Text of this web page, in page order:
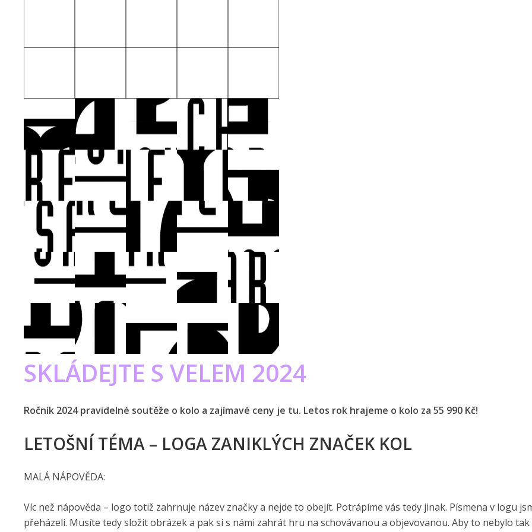
SKLÁDEJTE S VELEM 2024
Ročník 2024 pravidelné soutěže o kolo a zajímavé ceny je tu. Letos rok hrajeme o kolo za 55 990 Kč!
LETOŠNÍ TÉMA – LOGA ZANIKLÝCH ZNAČEK KOL
MALÁ NÁPOVĚDA:
Víc než nápověda – logo totiž zahrnuje název značky a nejde to obejít. Potrápíme vás tedy jinak. Písmena v logu
přeházeli. Musíte tedy složit obrázek a pak si s námi zahrát hru na schovávanou a objevovanou. Aby to nebylo tak